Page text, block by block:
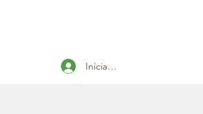
Iniciar sesión